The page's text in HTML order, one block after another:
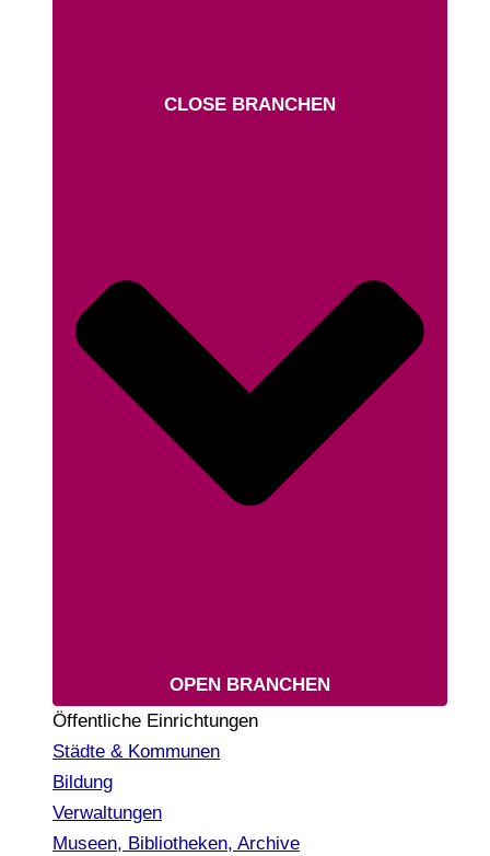
CLOSE BRANCHEN
OPEN BRANCHEN
Öffentliche Einrichtungen
Städte & Kommunen
Bildung
Verwaltungen
Museen, Bibliotheken, Archive